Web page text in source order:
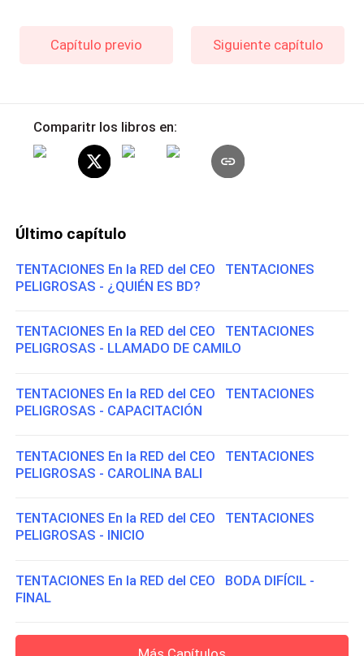
Capítulo previo Siguiente capítulo
Comparitr los libros en:
Último capítulo
TENTACIONES En la RED del CEO TENTACIONES
PELIGROSAS - ¿QUIÉN ES BD?
TENTACIONES En la RED del CEO TENTACIONES
PELIGROSAS - LLAMADO DE CAMILO
TENTACIONES En la RED del CEO TENTACIONES
PELIGROSAS - CAPACITACIÓN
TENTACIONES En la RED del CEO TENTACIONES
PELIGROSAS - CAROLINA BALI
TENTACIONES En la RED del CEO TENTACIONES
PELIGROSAS - INICIO
TENTACIONES En la RED del CEO BODA DIFÍCIL -
FINAL